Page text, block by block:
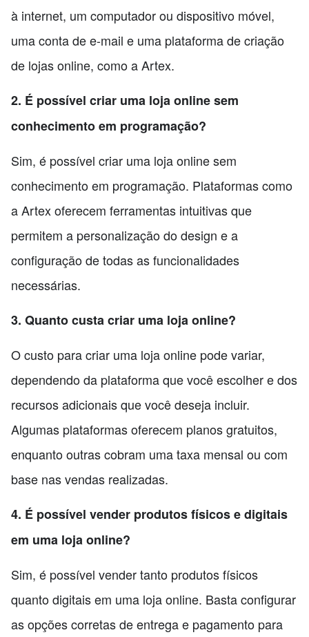
à internet, um computador ou dispositivo móvel,
uma conta de e-mail e uma plataforma de criação
de lojas online, como a Artex.
2. É possível criar uma loja online sem
conhecimento em programação?
Sim, é possível criar uma loja online sem
conhecimento em programação. Plataformas como
a Artex oferecem ferramentas intuitivas que
permitem a personalização do design e a
configuração de todas as funcionalidades
necessárias.
3. Quanto custa criar uma loja online?
O custo para criar uma loja online pode variar,
dependendo da plataforma que você escolher e dos
recursos adicionais que você deseja incluir.
Algumas plataformas oferecem planos gratuitos,
enquanto outras cobram uma taxa mensal ou com
base nas vendas realizadas.
4. É possível vender produtos físicos e digitais
em uma loja online?
Sim, é possível vender tanto produtos físicos
quanto digitais em uma loja online. Basta configurar
as opções corretas de entrega e pagamento para